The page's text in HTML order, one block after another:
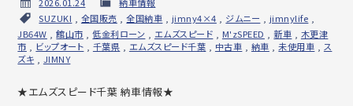
SUZUKI
全国販売 ,全国納車 jimny4×4 ジムニー jimnylife
JB64W ,館山市 ,低金利ローン エムズスピード M'zSPEED ,新車
木更津
市
ビップオート 千葉県 エムズスピード千葉 中古車 納車 ,未使用車
ス
ズキ
JIMNY
★エムズスピード千葉 納車情報★